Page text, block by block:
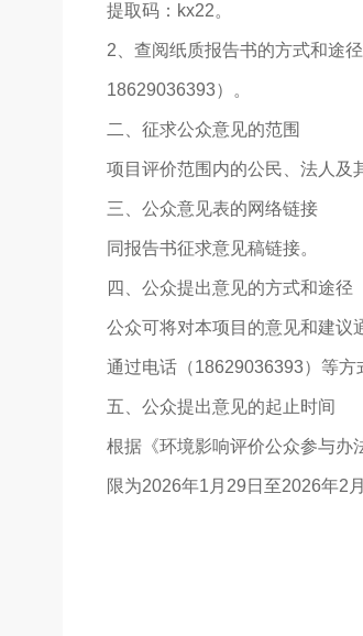
提取码：kx22。
2、查阅纸质报告书的方式和途
18629036393）。
二、征求公众意见的范围
项目评价范围内的公民、法人及
三、公众意见表的网络链接
同报告书征求意见稿链接。
四、公众提出意见的方式和途径
公众可将对本项目的意见和建议
通过电话（18629036393）等方
五、公众提出意见的起止时间
根据《环境影响评价公众参与办
限为2026年1月29日至2026年2月
陕西三